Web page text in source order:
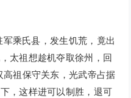
乘氏县，发生饥荒，竟出
太祖想趁机夺取徐州，回
高祖保守关东，光武帝占据
，这样进可以制胜，退可